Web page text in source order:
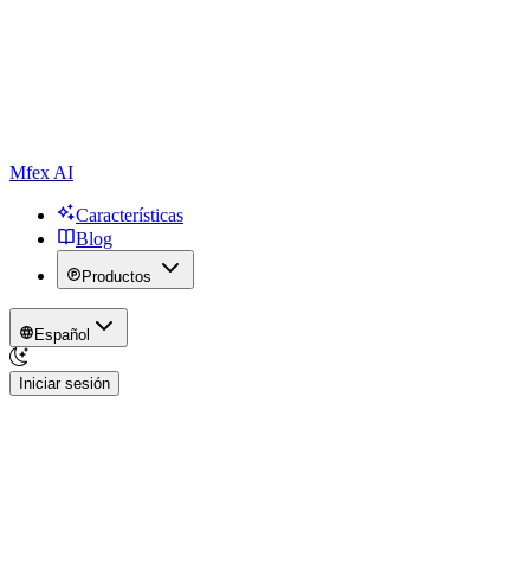
Mfex AI
Características
Blog
Productos
Español
Iniciar sesión